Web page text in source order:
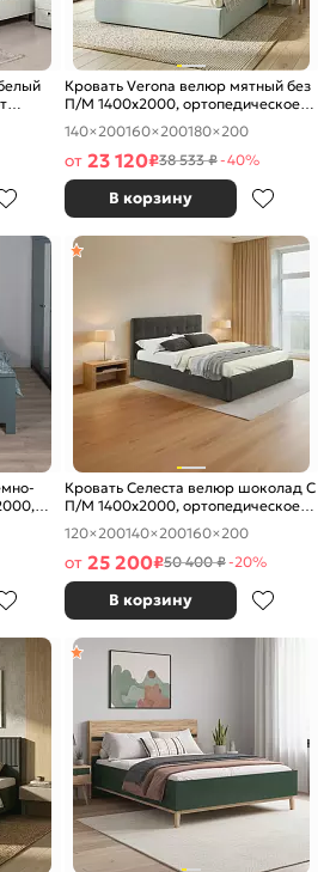
Кровать Verona велюр мятный без
П/М 1400x2000, ортопедическое
основание, изголовье мягкое
140×200160×200180×200
от 23 120₽38 533 ₽-40%
В корзину
Кровать Селеста велюр шоколад С
П/М 1400x2000, ортопедическое
основание, изголовье мягкое
120×200140×200160×200
от 25 200₽50 400 ₽-20%
В корзину